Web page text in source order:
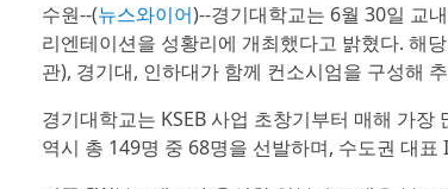
수원--(뉴스와이어)--경기대학교는 6월 30일 교
리엔테이션을 성황리에 개최했다고 밝혔다. 해
관), 경기대, 인하대가 함께 컨소시엄을 구성해
경기대학교는 KSEB 사업 초창기부터 매해 가
역시 총 149명 중 68명을 선발하며, 수도권 대